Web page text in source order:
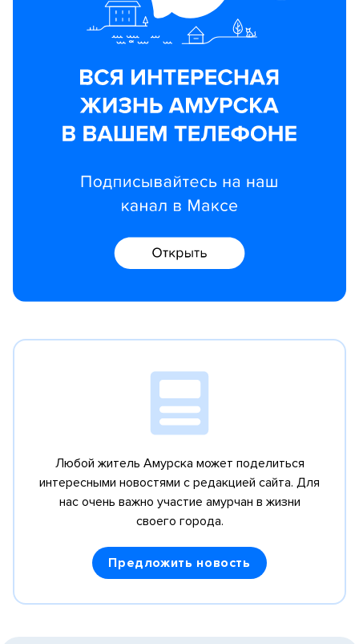
Любой житель Амурска может поделиться
интересными новостями с редакцией сайта. Для
нас очень важно участие амурчан в жизни
своего города.
Предложить новость